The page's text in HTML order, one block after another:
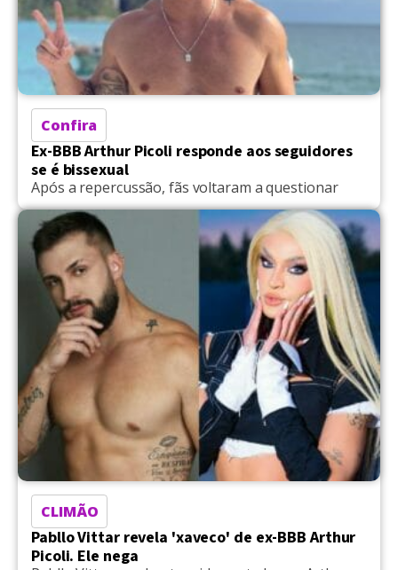
Confira
Ex-BBB Arthur Picoli responde aos seguidores
se é bissexual
Após a repercussão, fãs voltaram a questionar
CLIMÃO
Pabllo Vittar revela 'xaveco' de ex-BBB Arthur
Picoli. Ele nega